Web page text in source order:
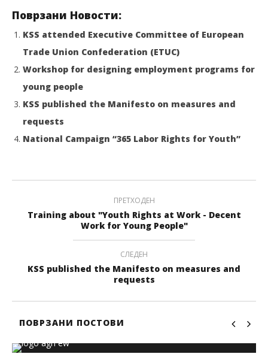
Поврзани Новости:
KSS attended Executive Committee of European
Trade Union Confederation (ETUC)
Workshop for designing employment programs for
young people
KSS published the Manifesto on measures and
requests
National Campaign “365 Labor Rights for Youth”
ПРЕТХОДЕН
Training about "Youth Rights at Work - Decent
Work for Young People"
СЛЕДЕН
KSS published the Manifesto on measures and
requests
ПОВРЗАНИ ПОСТОВИ